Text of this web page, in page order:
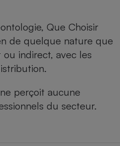
Que Choisir
de quelque nature que
indirect, avec les
perçoit aucune
du secteur.